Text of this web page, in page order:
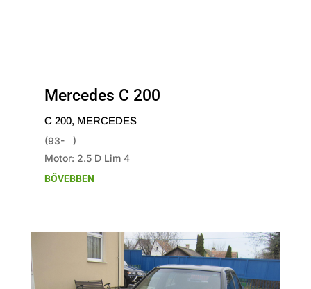
Mercedes C 200
C 200, MERCEDES
(93- )
Motor: 2.5 D Lim 4
BŐVEBBEN